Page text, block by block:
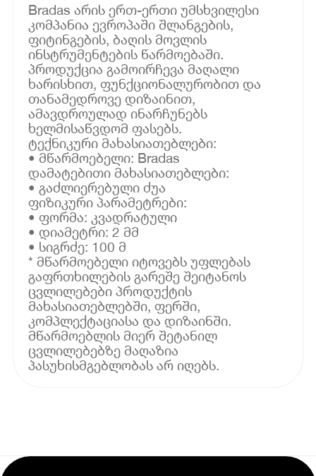
Bradas არის ერთ-ერთი უმსხვილესი
კომპანია ევროპაში შლანგების,
ფიტინგების, ბაღის მოვლის
ინსტრუმენტების წარმოებაში.
პროდუქცია გამოირჩევა მაღალი
ხარისხით, ფუნქციონალურობით და
თანამედროვე დიზაინით,
ამავდროულად ინარჩუნებს
ხელმისაწვდომ ფასებს.
ტექნიკური მახასიათებლები:
• მწარმოებელი: Bradas
დამატებითი მახასიათებლები:
• გაძლიერებული ძუა
ფიზიკური პარამეტრები:
• ფორმა: კვადრატული
• დიამეტრი: 2 მმ
• სიგრძე: 100 მ
* მწარმოებელი იტოვებს უფლებას
გაფრთხილების გარეშე შეიტანოს
ცვლილებები პროდუქტის
მახასიათებლებში, ფერში,
კომპლექტაციასა და დიზაინში.
მწარმოებლის მიერ შეტანილ
ცვლილებებზე მაღაზია
პასუხისმგებლობას არ იღებს.